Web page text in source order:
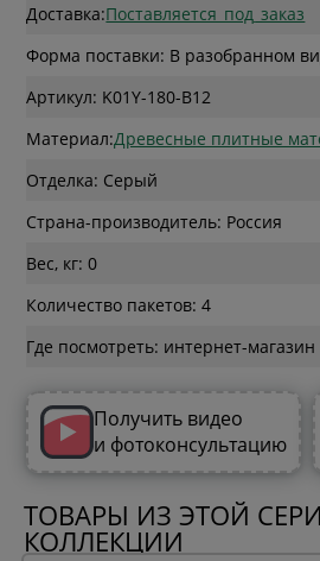
Доставка:Поставляется_под_заказ
Форма поставки: В разобранном
Артикул: K01Y-180-B12
Материал:Древесные плитные
Отделка: Серый
Страна-производитель: Россия
Вес, кг: 0
Количество пакетов: 4
Где посмотреть: интернет-магазин
Получить видео
и фотоконсультацию
ТОВАРЫ ИЗ ЭТОЙ
КОЛЛЕКЦИИ